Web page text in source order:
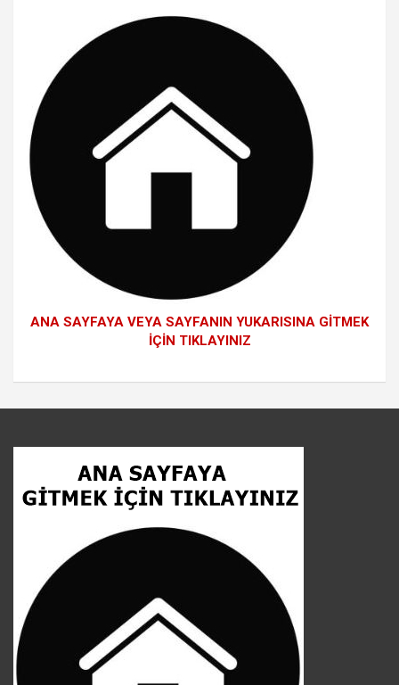
ANA SAYFAYA VEYA SAYFANIN YUKARISINA GİTMEK
İÇİN TIKLAYINIZ